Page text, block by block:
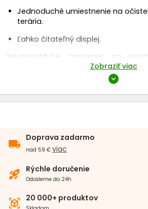
Jednoduché umiestnenie na
terária.
Ľahko čitateľný displej.
Neumiestňujte teplomer na
najteplejšie miesto v teráriu.
teplomera ho môžete umiestniť na
na najchladnejšie miesto v teráriu.
teráriu je medzi 24 až 38°C.
Zobraziť viac
expand_more
local_shipping
Doprava zadarmo
nad 59 € viac
rocket_launch Rýchle doručenie
Odošleme do 24h
view_in_ar 20 000+ produktov